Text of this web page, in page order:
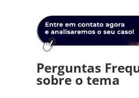
Perguntas
sobre o tema